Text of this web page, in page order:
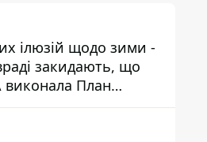
ілюзій щодо зими -
закидають, що
План
на 20%